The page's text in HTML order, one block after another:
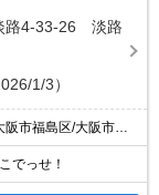
路4-33-26 淡路
1/3）
大阪市東淀川区/吹田市/大阪市都島区/大阪市福島区/大阪市北区
でっせ！